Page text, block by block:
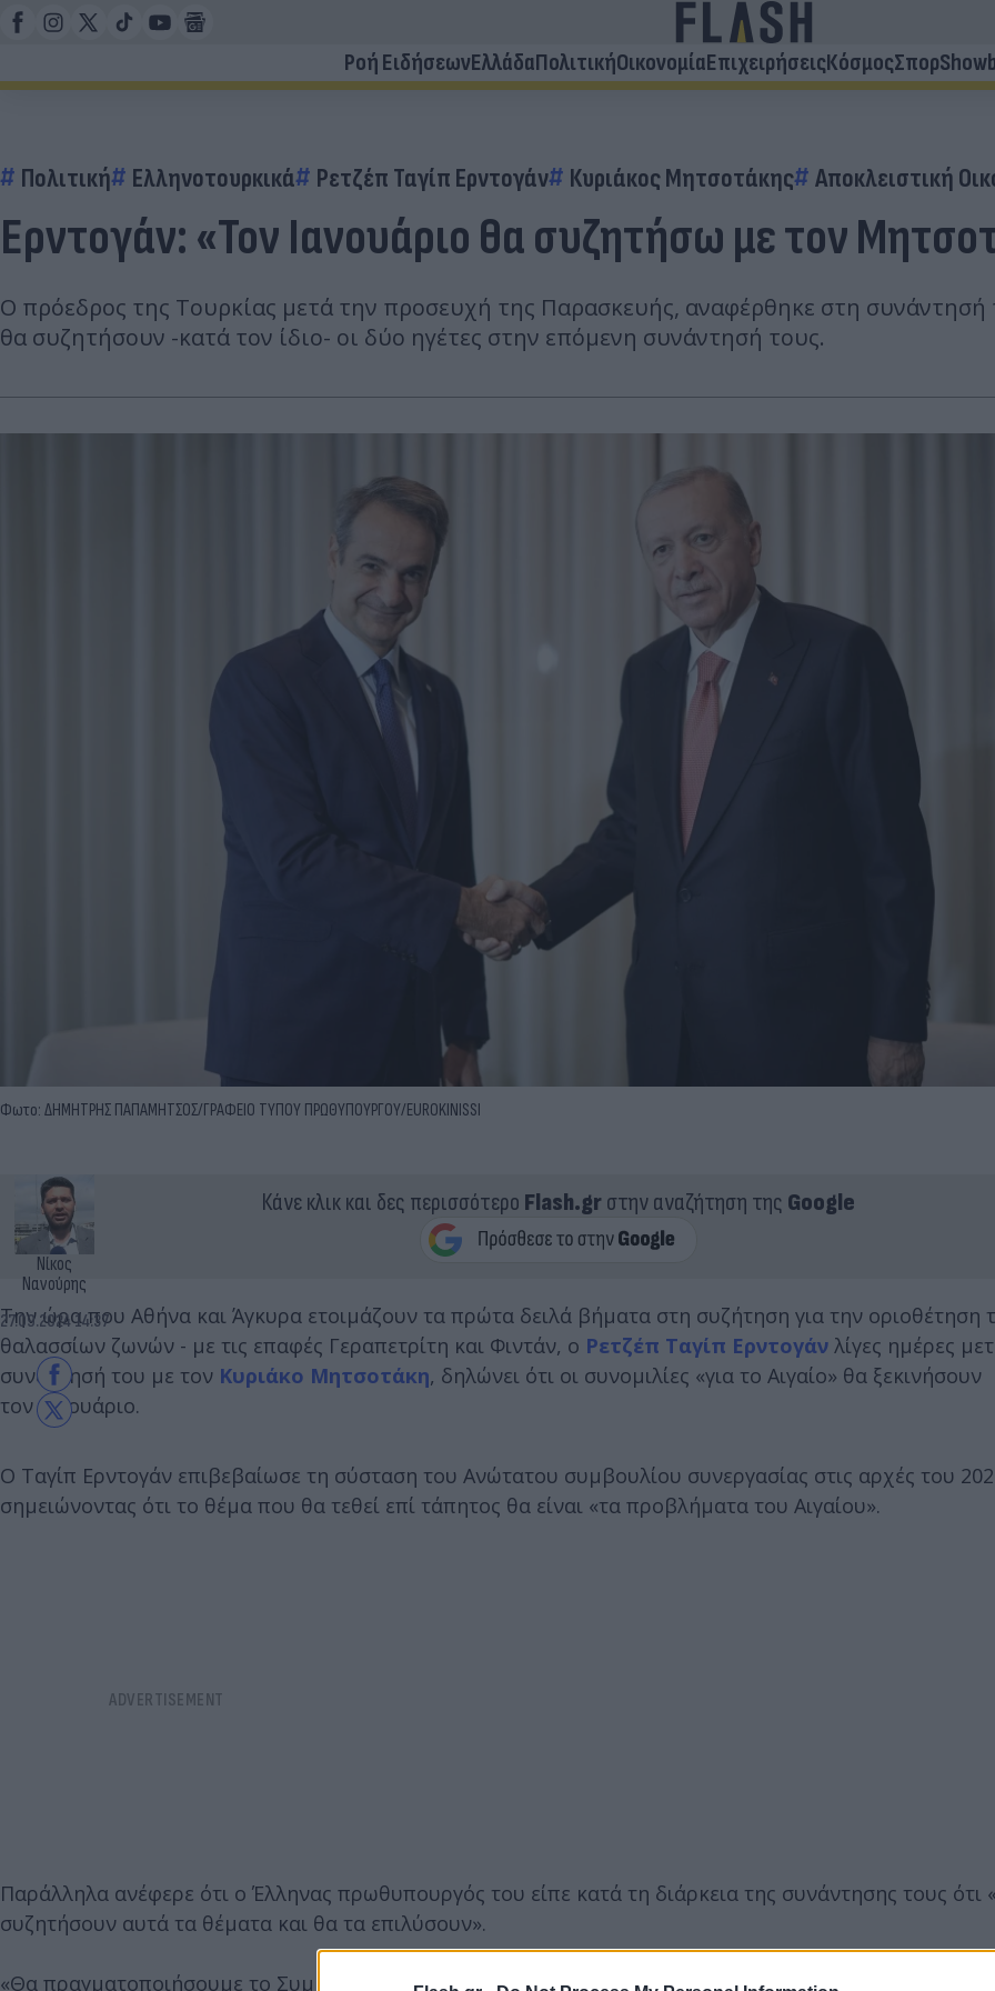
Ροή ΕιδήσεωνΕλλάδαΠολιτικήΟικονομίαΕπιχειρήσειςΚόσμοςΣπορ
Πολιτική Ελληνοτουρκικά Ρετζέπ Ταγίπ Ερντογάν Κυριάκος Μητσοτάκης Αποκλειστική
Ερντογάν: «Τον Ιανουάριο θα συζητήσω με τον
Ο πρόεδρος της Τουρκίας μετά την προσευχή της Παρασκευής, αναφέρθηκε στη
θα συζητήσουν -κατά τον ίδιο- οι δύο ηγέτες στην επόμενη συνάντησή τους.
Φωτο: ΔΗΜΗΤΡΗΣ ΠΑΠΑΜΗΤΣΟΣ/ΓΡΑΦΕΙΟ ΤΥΠΟΥ ΠΡΩΘΥΠΟΥΡΓΟΥ/EUROKINISSI
Νίκος
Νανούρης
27.09.2024 14:37
Κάνε κλικ και δες περισσότερο Flash.grστην αναζήτηση της Google
Την ώρα που Αθήνα και Άγκυρα ετοιμάζουν τα πρώτα δειλά βήματα στη συζήτηση για την οριοθέτηση
θαλασσίων ζωνών - με τις επαφές Γεραπετρίτη και Φιντάν, ο Ρετζέπ Ταγίπ Ερντογάν λίγες ημέρες
συνάντησή του με τον Κυριάκο Μητσοτάκη, δηλώνει ότι οι συνομιλίες «για το Αιγαίο» θα ξεκινήσουν
τον Ιανουάριο.
Ο Ταγίπ Ερντογάν επιβεβαίωσε τη σύσταση του Ανώτατου συμβουλίου συνεργασίας στις αρχές του
σημειώνοντας ότι το θέμα που θα τεθεί επί τάπητος θα είναι «τα προβλήματα του Αιγαίου».
Παράλληλα ανέφερε ότι ο Έλληνας πρωθυπουργός του είπε κατά τη διάρκεια της συνάντησης τους ότι
συζητήσουν αυτά τα θέματα και θα τα επιλύσουν».
«Θα πραγματοποιήσουμε το Συμβούλιο Ανώτατης Συνεργασίας στις αρχές του επόμενου έτους. Επί